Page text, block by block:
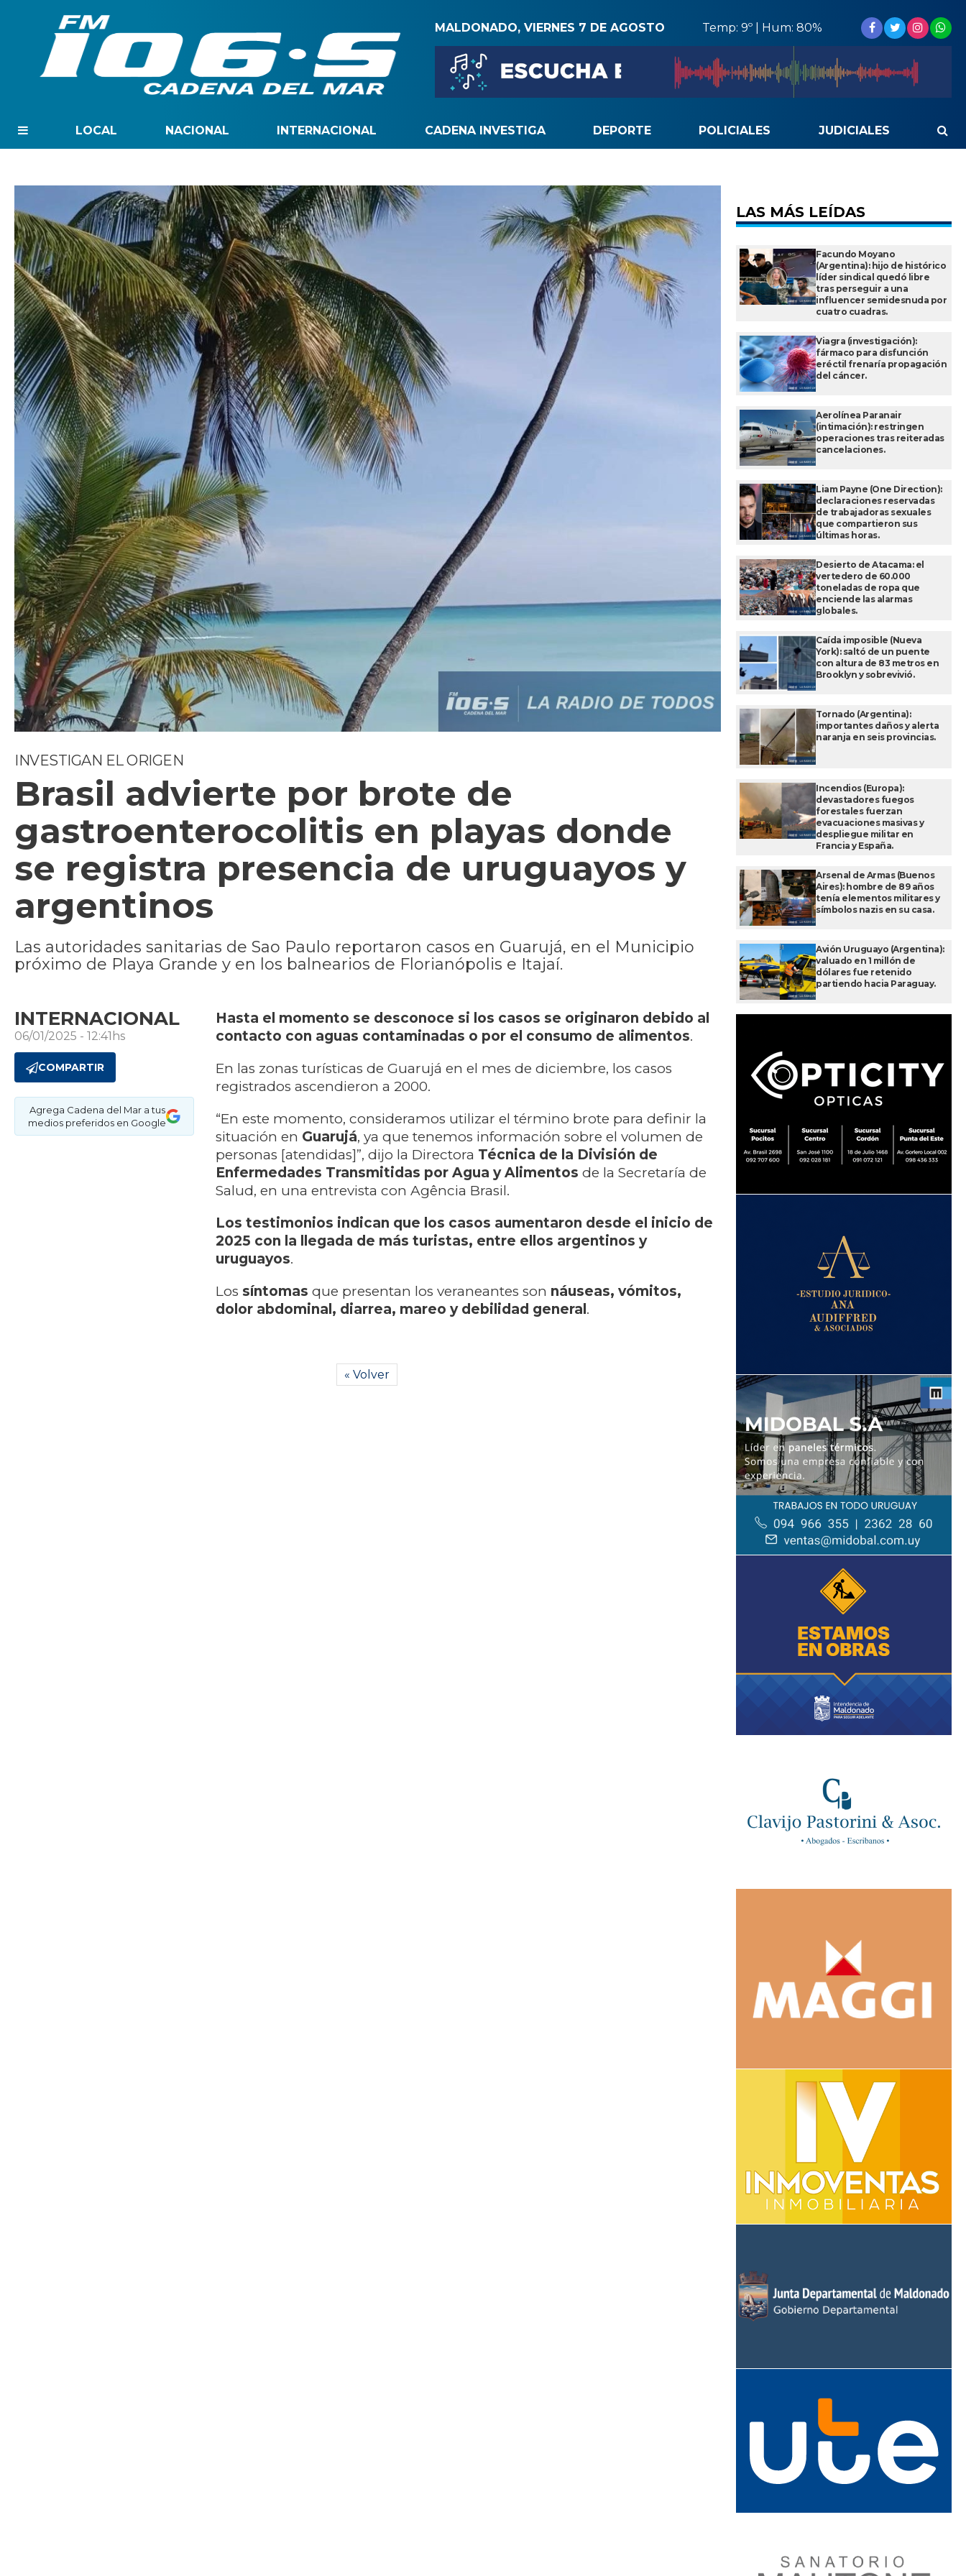
MALDONADO, VIERNES 7 DE AGOSTO Temp: 9º | Hum: 80%
LOCAL NACIONAL INTERNACIONAL CADENA INVESTIGA DEPORTE POLICIALES JUDICIALES
INVESTIGAN EL ORIGEN
Brasil advierte por brote de
gastroenterocolitis en playas donde
se registra presencia de uruguayos y
argentinos
Las autoridades sanitarias de Sao Paulo reportaron casos en Guarujá, en el Municipio
próximo de Playa Grande y en los balnearios de Florianópolis e Itajaí.
INTERNACIONAL
06/01/2025 - 12:41hs
COMPARTIR
Agrega Cadena del Mar a tus
medios preferidos en Google
Hasta el momento se desconoce si los casos se originaron debido al
contacto con aguas contaminadas o por el consumo de alimentos.
En las zonas turísticas de Guarujá en el mes de diciembre, los casos
registrados ascendieron a 2000.
“En este momento, consideramos utilizar el término brote para definir la
situación en Guarujá, ya que tenemos información sobre el volumen de
personas [atendidas]”, dijo la Directora Técnica de la División de
Enfermedades Transmitidas por Agua y Alimentos de la Secretaría de
Salud, en una entrevista con Agência Brasil.
Los testimonios indican que los casos aumentaron desde el inicio de
2025 con la llegada de más turistas, entre ellos argentinos y
uruguayos.
Los síntomas que presentan los veraneantes son náuseas, vómitos,
dolor abdominal, diarrea, mareo y debilidad general .
« Volver
LAS MÁS LEÍDAS
Facundo Moyano
(Argentina): hijo de histórico
líder sindical quedó libre
tras perseguir a una
influencer semidesnuda por
cuatro cuadras.
Viagra (investigación):
fármaco para disfunción
eréctil frenaría propagación
del cáncer.
Aerolínea Paranair
(intimación): restringen
operaciones tras reiteradas
cancelaciones.
Liam Payne (One Direction):
declaraciones reservadas
de trabajadoras sexuales
que compartieron sus
últimas horas.
Desierto de Atacama: el
vertedero de 60.000
toneladas de ropa que
enciende las alarmas
globales.
Caída imposible (Nueva
York): saltó de un puente
con altura de 83 metros en
Brooklyn y sobrevivió.
Tornado (Argentina):
importantes daños y alerta
naranja en seis provincias.
Incendios (Europa):
devastadores fuegos
forestales fuerzan
evacuaciones masivas y
despliegue militar en
Francia y España.
Arsenal de Armas (Buenos
Aires): hombre de 89 años
tenía elementos militares y
símbolos nazis en su casa.
Avión Uruguayo (Argentina):
valuado en 1 millón de
dólares fue retenido
partiendo hacia Paraguay.